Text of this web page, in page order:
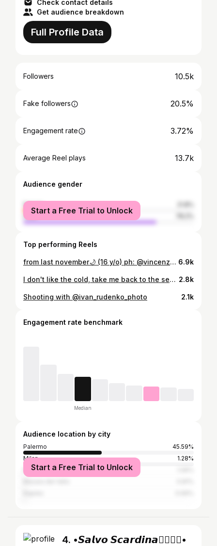
Check contact details
Get audience breakdown
Full Profile Data
Followers 10.5k
Fake followers 20.5%
Engagement rate 3.72%
Average Reel plays 13.7k
Audience gender
female
male
Start a Free Trial to Unlock
Top performing Reels
from last november🌙 (16 y/o) ph: @vincenzo_pipitone_photo . . . 6.9k
I don't like the cold, take me back to the sea, with the heat on my skin..🥥 @ivan_rudenko_photo . . . #likeforlikes #photooftheday #picoftheday #redhair #naturephotography #naturalphotography #memories #likesforlike #girl #instagood #fashion #model #sea #photography #aesthetic #portrait 2.8k
Shooting with @ivan_rudenko_photo 2.1k
Engagement rate benchmark
Median
Audience location by city
Palermo
45.59%
Milan
1.28%
Rome
Start a Free Trial to Unlock
4. •𝙎𝙖𝙡𝙫𝙤 𝙎𝙘𝙖𝙧𝙙𝙞𝙣𝙖✌🏻🍀💫•